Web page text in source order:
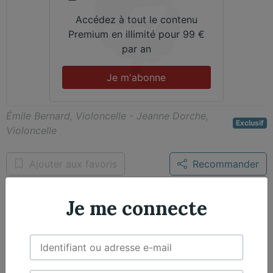
Accédez à tout le contenu
Premium en illimité pour 99 €
par an
Je m'abonne
Émile Bernard, Violoncelle - Jeanne Dorche,
Violoncelle
Exclusif
Ajouter aux favoris Recommander
Caractéristiques de
l'œuvre
Je me connecte